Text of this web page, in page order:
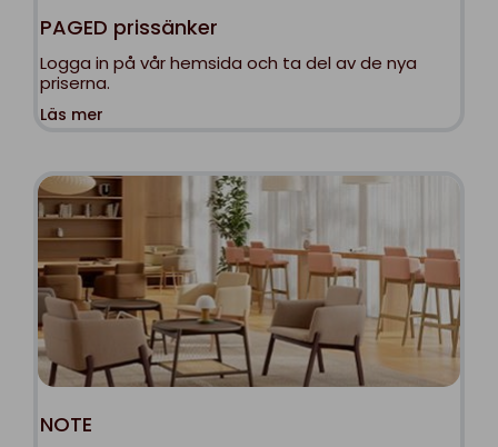
PAGED prissänker
Logga in på vår hemsida och ta del av de nya
priserna.
Läs mer
NOTE